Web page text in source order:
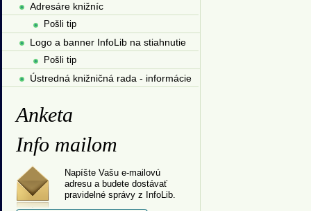
Adresáre knižníc
Pošli tip
Logo a banner InfoLib na stiahnutie
Pošli tip
Ústredná knižničná rada - informácie
Anketa
Info mailom
Napíšte Vašu e-mailovú
adresu a budete dostávať
pravidelné správy z InfoLib.